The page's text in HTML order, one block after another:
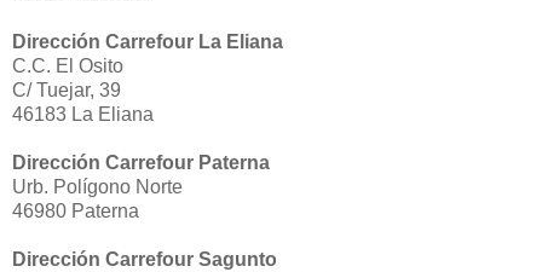
Dirección Carrefour La Eliana
C.C. El Osito
C/ Tuejar, 39
46183 La Eliana
Dirección Carrefour Paterna
Urb. Polígono Norte
46980 Paterna
Dirección Carrefour Sagunto